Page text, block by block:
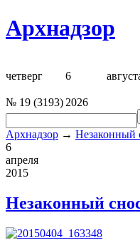
Архнадзор
четверг 6
№ 19 (3193) 2026
Архнадзор → Незаконный
6
апреля
2015
Незаконный